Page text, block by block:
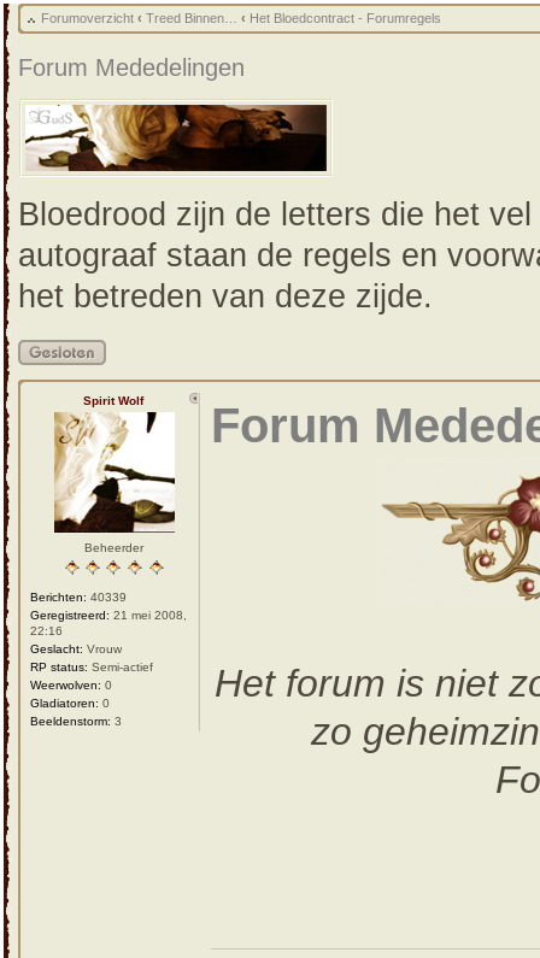
Forumoverzicht ‹ Treed Binnen… ‹ Het Bloedcontract - Forumregels
Forum Mededelingen
Bloedrood zijn de letters die het
autograaf staan de regels en
het betreden van deze zijde.
Gesloten
onderwerp
Spirit Wolf
Beheerder
Berichten: 40339
Geregistreerd: 21 mei 2008,
22:16
Geslacht: Vrouw
RP status: Semi-actief
Weerwolven: 0
Gladiatoren: 0
Beeldenstorm: 3
Forum
Het forum is niet
zo